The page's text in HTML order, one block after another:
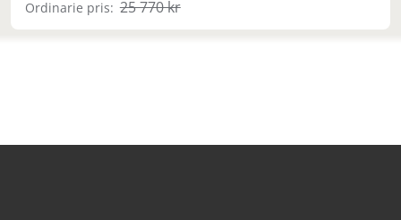
Ordinarie pris: 25 770 kr